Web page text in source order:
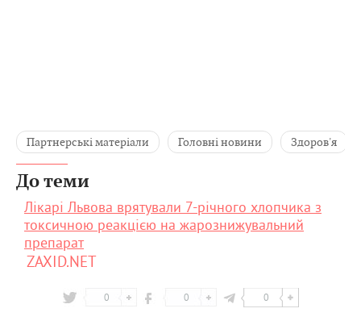
Партнерські матеріали Головні новини Здоров'я
До теми
Лікарі Львова врятували 7-річного хлопчика з
токсичною реакцією на жарознижувальний
препарат
ZAXID.NET
0 0 0